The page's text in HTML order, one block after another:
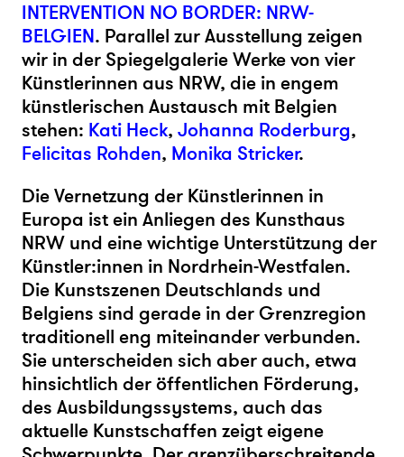
INTERVENTION NO BORDER: NRW-
BELGIEN. Parallel zur Ausstellung zeigen
wir in der Spiegelgalerie Werke von vier
Künstlerinnen aus NRW, die in engem
künstlerischen Austausch mit Belgien
stehen: Kati Heck, Johanna Roderburg,
Felicitas Rohden, Monika Stricker.
Die Vernetzung der Künstlerinnen in
Europa ist ein Anliegen des Kunsthaus
NRW und eine wichtige Unterstützung der
Künstler:innen in Nordrhein-Westfalen.
Die Kunstszenen Deutschlands und
Belgiens sind gerade in der Grenzregion
traditionell eng miteinander verbunden.
Sie unterscheiden sich aber auch, etwa
hinsichtlich der öffentlichen Förderung,
des Ausbildungssystems, auch das
aktuelle Kunstschaffen zeigt eigene